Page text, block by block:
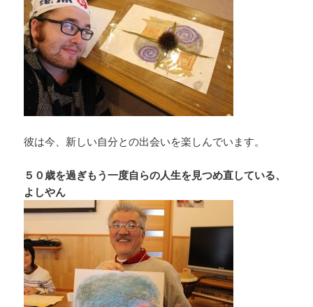
彼は今、新しい自分との出会いを楽しんでいます。
５０歳を過ぎもう一度自らの人生を見つめ直している、
よしやん